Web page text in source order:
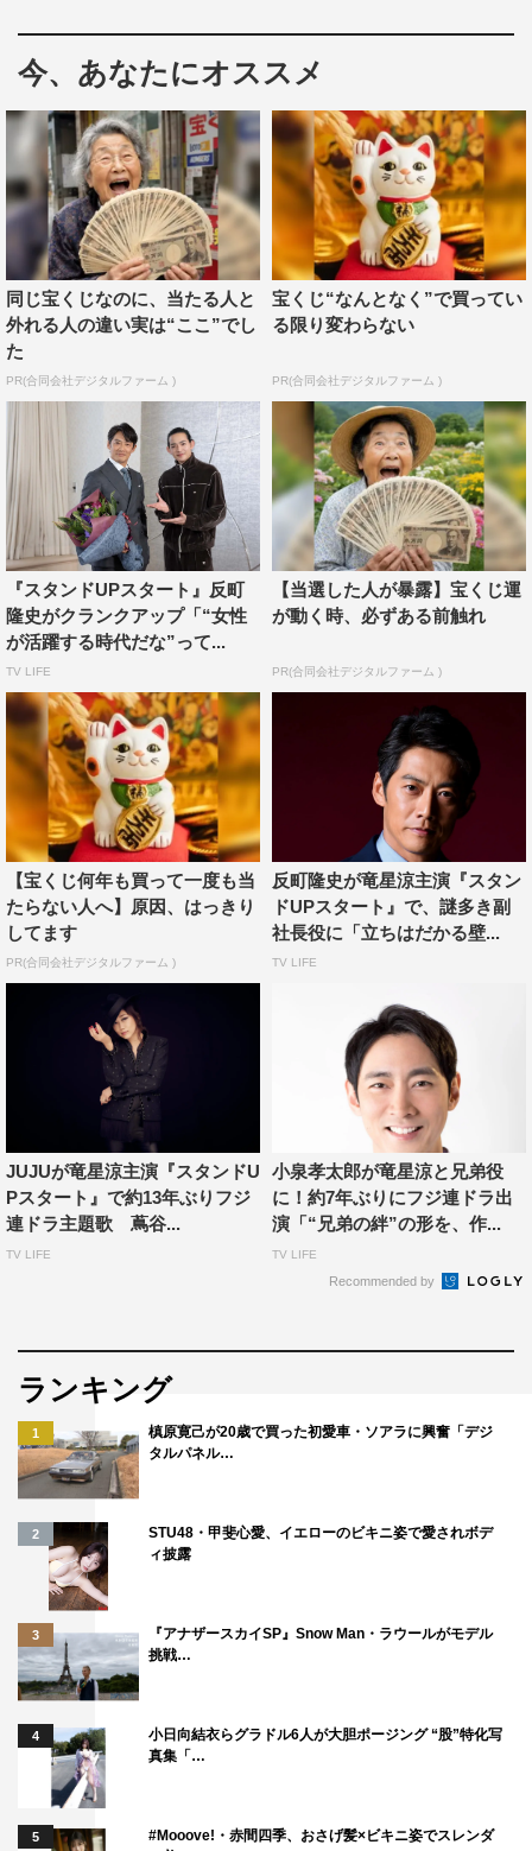
な、と思っています。すごく感謝しております。そして、
撮影が進むにつれ、大陽の言葉に僕自身、心を動かされま
した。より人と人のつながりの大切さを感じることができ
ました。また、皆さんとご一緒できることを楽しみにして
おります。本当にありがとうございました」と感謝の言葉
とともに愛にあふれたメッセージで現場を締めくくった。
『スタンドUPスタート』小泉孝太郎 ©フジテレビ
続いて、小泉孝太郎と吉野北人も同日に撮影を終え、クラ
三星大海を演じた小泉は「（主演の）竜星君がすごく魅力
的な大陽を演じられていて…僕はそんな竜星君の兄を演じ
られて楽しかったです」と竜星との初共演について語っ
た。
また、「この作品は、とても前向きな気持ちにさせてくれ
るドラマでした。どの世代の方が見ても前向きになれる作
品だと思います。僕の中でもすごく記憶に残る作品となり
ました。本当にありがとうございました」と作品に対する
思いとスタッフへの感謝の気持ちを伝えた。
そして、大陽からの出資を受け、若くして起業で成功を収
めたゲーム会社の社長・小野田虎魂を演じた吉野は「本当
にお疲れさまでした。自分はこの虎という役を演じて、最
初は不安だったんですが、共演者・スタッフの皆さんに助
けられながら、ここまでやりきることができました。もっ
とお芝居ができるように成長して、頑張りますので、また
皆さんとご一緒できたらうれしいです。今後ともよろしく
お願いします。本当にありがとうございました！」と感謝
最終話 あらすじ
今、あなたにオススメ
同じ宝くじなのに、当たる人と
外れる人の違い実は“ここ”でし
た
PR(合同会社デジタルファーム )
宝くじ“なんとなく”で買ってい
る限り変わらない
PR(合同会社デジタルファーム )
『スタンドUPスタート』反町
隆史がクランクアップ「“女性
が活躍する時代だな”って...
TV LIFE
【当選した人が暴露】宝くじ運
が動く時、必ずある前触れ
PR(合同会社デジタルファーム )
【宝くじ何年も買って一度も当
たらない人へ】原因、はっきり
してます
PR(合同会社デジタルファーム )
反町隆史が竜星涼主演『スタン
ドUPスタート』で、謎多き副
社長役に「立ちはだかる壁...
TV LIFE
JUJUが竜星涼主演『スタンドU
Pスタート』で約13年ぶりフジ
連ドラ主題歌 蔦谷...
TV LIFE
小泉孝太郎が竜星涼と兄弟役
に！約7年ぶりにフジ連ドラ出
演「“兄弟の絆”の形を、作...
TV LIFE
Recommended by
ランキング
1
槙原寛己が20歳で買った初愛車・ソアラに興奮「デジ
タルパネル…
2
STU48・甲斐心愛、イエローのビキニ姿で愛されボデ
ィ披露
3
『アナザースカイSP』Snow Man・ラウールがモデル
挑戦…
4
小日向結衣らグラドル6人が大胆ポージング “股”特化写
真集「…
5
#Mooove!・赤間四季、おさげ髪×ビキニ姿でスレンダ